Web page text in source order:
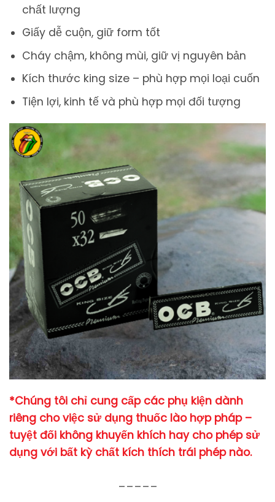
chất lượng
Giấy dễ cuộn, giữ form tốt
Cháy chậm, không mùi, giữ vị nguyên bản
Kích thước king size – phù hợp mọi loại cuốn
Tiện lợi, kinh tế và phù hợp mọi đối tượng
*Chúng tôi chỉ cung cấp các phụ kiện dành
riêng cho việc sử dụng thuốc lào hợp pháp –
tuyệt đối không khuyến khích hay cho phép sử
dụng với bất kỳ chất kích thích trái phép nào.